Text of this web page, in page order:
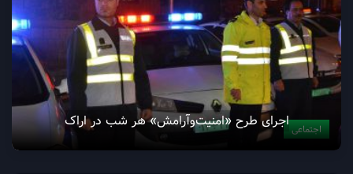
اجتماعیاجرای طرح «امنیت‌وآرامش» هر شب در اراک